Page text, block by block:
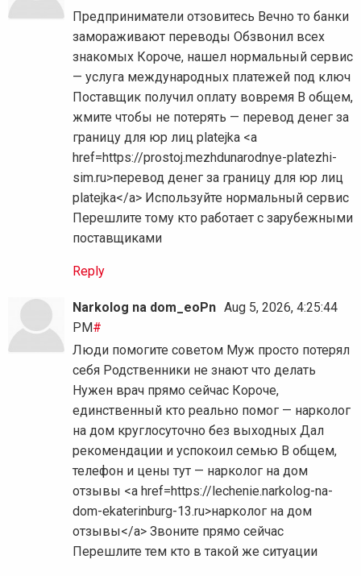
Предприниматели отзовитесь Вечно то банки
замораживают переводы Обзвонил всех
знакомых Короче, нашел нормальный сервис
— услуга международных платежей под ключ
Поставщик получил оплату вовремя В общем,
жмите чтобы не потерять — перевод денег за
границу для юр лиц platejka <a
href=https://prostoj.mezhdunarodnye-platezhi-
sim.ru>перевод денег за границу для юр лиц
platejka</a> Используйте нормальный сервис
Перешлите тому кто работает с зарубежными
поставщиками
Reply
Narkolog na dom_eoPn Aug 5, 2026, 4:25:44
PM#
Люди помогите советом Муж просто потерял
себя Родственники не знают что делать
Нужен врач прямо сейчас Короче,
единственный кто реально помог — нарколог
на дом круглосуточно без выходных Дал
рекомендации и успокоил семью В общем,
телефон и цены тут — нарколог на дом
отзывы <a href=https://lechenie.narkolog-na-
dom-ekaterinburg-13.ru>нарколог на дом
отзывы</a> Звоните прямо сейчас
Перешлите тем кто в такой же ситуации